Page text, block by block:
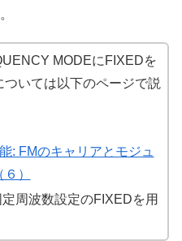
MODEにFIXEDを
いては以下のページで説
: FMのキャリアとモジュ
）
周波数設定のFIXEDを用